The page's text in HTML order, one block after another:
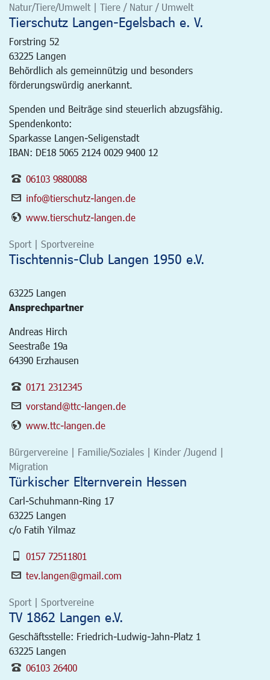
Natur/Tiere/Umwelt | Tiere / Natur / Umwelt
Tierschutz Langen-Egelsbach e. V.
Forstring 52
63225 Langen
Behördlich als gemeinnützig und besonders
förderungswürdig anerkannt.
Spenden und Beiträge sind steuerlich abzugsfähig.
Spendenkonto:
Sparkasse Langen-Seligenstadt
IBAN: DE18 5065 2124 0029 9400 12
06103 9880088
info@tierschutz-langen.de
www.tierschutz-langen.de
Sport | Sportvereine
Tischtennis-Club Langen 1950 e.V.
63225 Langen
Ansprechpartner
Andreas Hirch
Seestraße 19a
64390 Erzhausen
0171 2312345
vorstand@ttc-langen.de
www.ttc-langen.de
Bürgervereine | Familie/Soziales | Kinder /Jugend |
Migration
Türkischer Elternverein Hessen
Carl-Schuhmann-Ring 17
63225 Langen
c/o Fatih Yilmaz
0157 72511801
tev.langen@gmail.com
Sport | Sportvereine
TV 1862 Langen e.V.
Geschäftsstelle: Friedrich-Ludwig-Jahn-Platz 1
63225 Langen
06103 26400